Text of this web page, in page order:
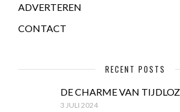
ADVERTEREN
CONTACT
RECENT POSTS
DE CHARME VAN
3 JULI 2024